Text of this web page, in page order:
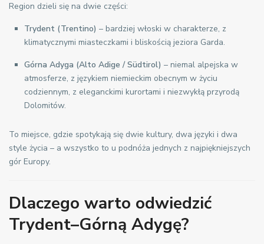
Region dzieli się na dwie części:
Trydent (Trentino) – bardziej włoski w charakterze, z
klimatycznymi miasteczkami i bliskością jeziora Garda.
Górna Adyga (Alto Adige / Südtirol) – niemal alpejska w
atmosferze, z językiem niemieckim obecnym w życiu
codziennym, z eleganckimi kurortami i niezwykłą przyrodą
Dolomitów.
To miejsce, gdzie spotykają się dwie kultury, dwa języki i dwa
style życia – a wszystko to u podnóża jednych z najpiękniejszych
gór Europy.
Dlaczego warto odwiedzić
Trydent–Górną Adygę?